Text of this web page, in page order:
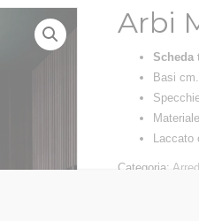
Arbi
Scheda
Basi
Laccato
Categoria: